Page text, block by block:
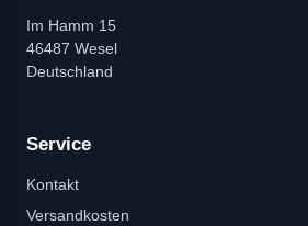
Im Hamm 15
46487 Wesel
Deutschland
Service
Kontakt
Versandkosten